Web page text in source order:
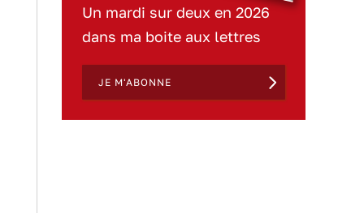
Un mardi sur deux en 2026
dans ma boite aux lettres
JE M'ABONNE